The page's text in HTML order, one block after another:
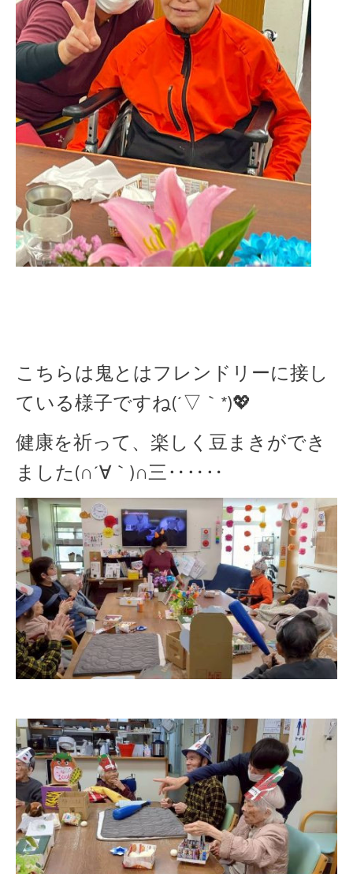
こちらは鬼とはフレンドリーに接し
ている様子ですね(´▽｀*)💖
健康を祈って、楽しく豆まきができ
ました(∩´∀｀)∩三‥‥‥